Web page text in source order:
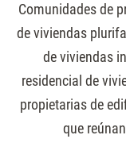
Comunidades de
de viviendas
de viviendas
residencial de
propietarias de
que